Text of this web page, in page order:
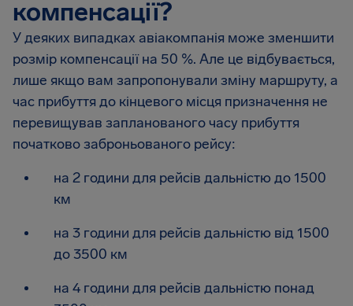
компенсації?
У деяких випадках авіакомпанія може зменшити
розмір компенсації на 50 %. Але це відбувається,
лише якщо вам запропонували зміну маршруту, а
час прибуття до кінцевого місця призначення не
перевищував запланованого часу прибуття
початково заброньованого рейсу:
на 2 години для рейсів дальністю до 1500
км
на 3 години для рейсів дальністю від 1500
до 3500 км
на 4 години для рейсів дальністю понад